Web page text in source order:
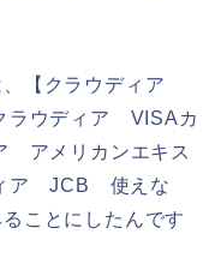
、【クラウディア
ラウディア VISAカ
アメリカンエキス
ア JCB 使えな
ことにしたんです